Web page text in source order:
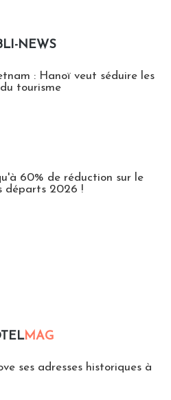
NEWS
: Hanoï veut séduire les
tourisme
60% de réduction sur le
départs 2026 !
MAG
ses adresses historiques à